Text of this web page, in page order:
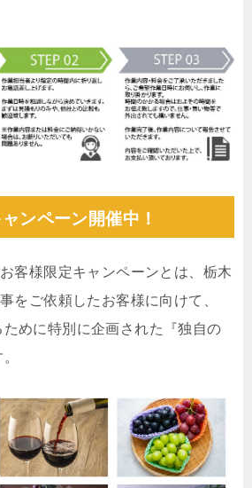
ンペーン開催中！
客様限定キャンペーンとは、栃木
をご依頼したお客様に向けて、
ために特別に企画された『独自の